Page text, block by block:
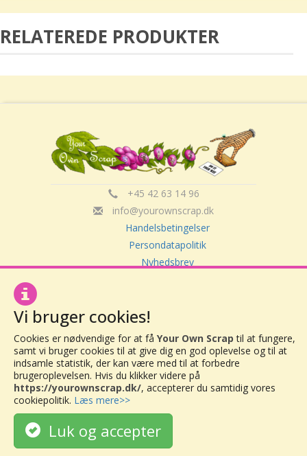
RELATEREDE PRODUKTER
+45 42 63 14 96
info@yourownscrap.dk
Handelsbetingelser
Persondatapolitik
Nyhedsbrev
Your Own Scrap
CVR: 30416082
Vor Frue Hovedgade 20
4000 Roskilde
Vi bruger cookies!
Cookies er nødvendige for at få Your Own Scrap til at fungere,
samt vi bruger cookies til at give dig en god oplevelse og til at
indsamle statistik, der kan være med til at forbedre
brugeroplevelsen. Hvis du klikker videre på
https://yourownscrap.dk/, accepterer du samtidig vores
cookiepolitik. Læs mere>>
Luk og accepter